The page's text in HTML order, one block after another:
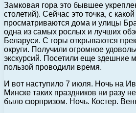
Замковая гора это бывшее
столетий). Сейчас это точка, с
просматриваются дома и улицы
одна из самых рослых и лучших
Беларуси. С горы открываются
округи. Получили огромное
экскурсий. Посетили еще здешние
пользой проводили время.
И вот наступило 7 июля. Ночь на
Минске таких праздников ни разу
было сюрпризом. Ночь. Костер.